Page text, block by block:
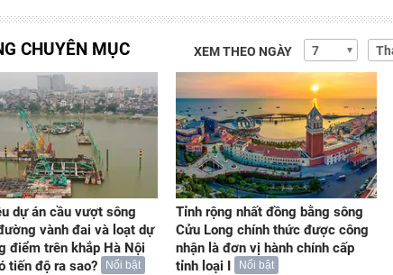
CHUYÊN MỤC XEM THEO NGÀY
dự án cầu vượt sông
vành đai và loạt dự
điểm trên khắp Hà Nội
tiến độ ra sao?
Nổi bật
Tỉnh rộng nhất đồng bằng sông
Cửu Long chính thức được công
nhận là đơn vị hành chính cấp
tỉnh loại I
Nổi bật